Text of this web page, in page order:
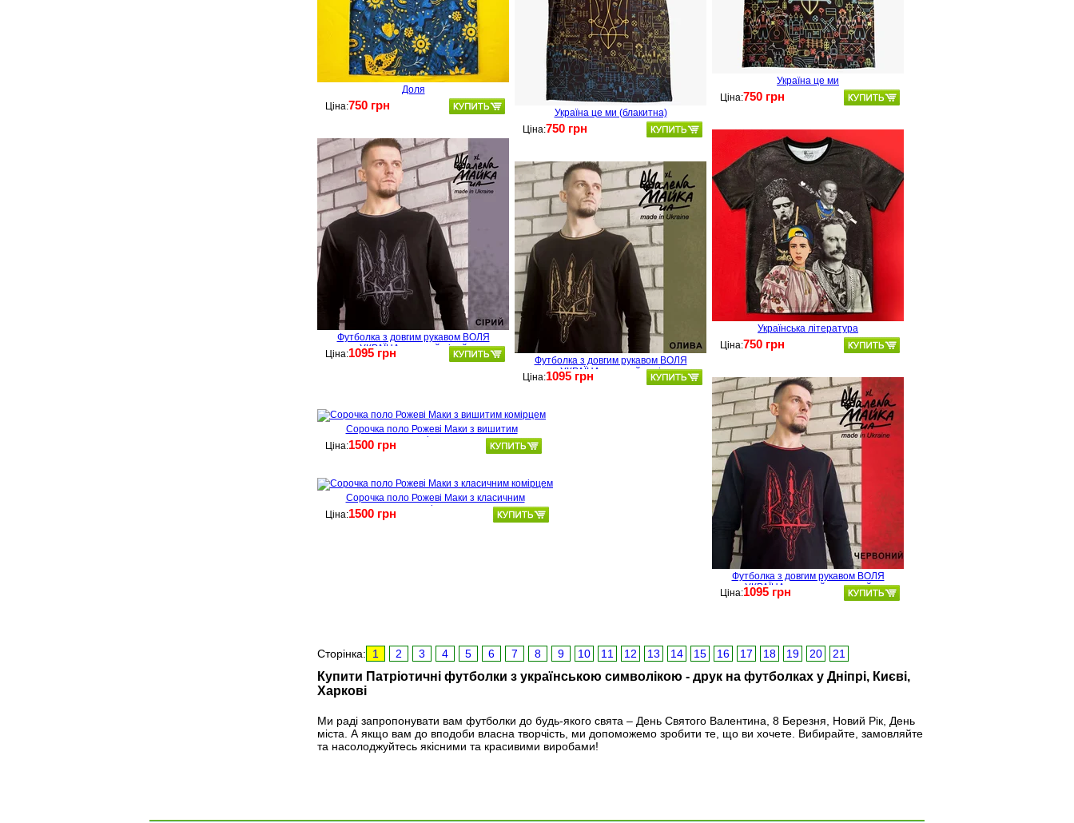
Доля
Ціна:750 грн
Україна це ми
Ціна:750 грн
Україна це ми (блакитна)
Ціна:750 грн
Українська література
Ціна:750 грн
Футболка з довгим рукавом ВОЛЯ
УКРАЇНА - чорний-сірий
Ціна:1095 грн
Футболка з довгим рукавом ВОЛЯ
УКРАЇНА - чорний-хакі
Ціна:1095 грн
Футболка з довгим рукавом ВОЛЯ
УКРАЇНА - чорний-червоний
Ціна:1095 грн
Сорочка поло Рожеві Маки з вишитим
комірцем
Ціна:1500 грн
Сорочка поло Рожеві Маки з класичним
комірцем
Ціна:1500 грн
Сторінка: 1 2 3 4 5 6 7 8 9 10 11 12 13 14 15 16 17 18 19 20 21
Купити Патріотичні футболки з українською символікою - друк на футболках у Дніпрі, Києві,
Харкові
Ми раді запропонувати вам футболки до будь-якого свята – День Святого Валентина, 8 Березня, Новий Рік, День
міста. А якщо вам до вподоби власна творчість, ми допоможемо зробити те, що ви хочете. Вибирайте, замовляйте
та насолоджуйтесь якісними та красивими виробами!